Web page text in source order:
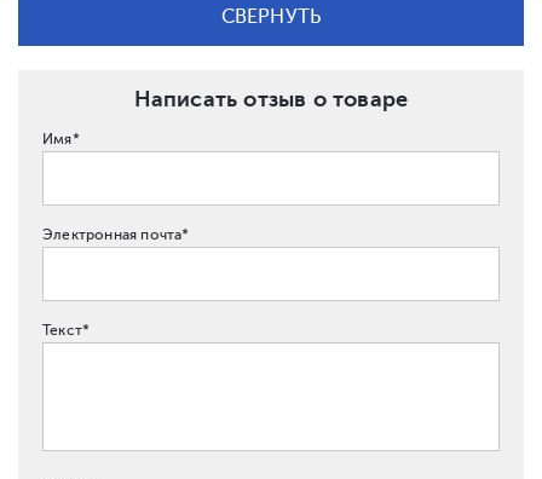
СВЕРНУТЬ
Написать отзыв о товаре
Имя*
Электронная почта*
Текст*